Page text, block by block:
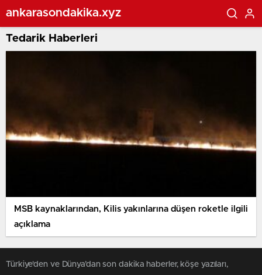
ankarasondakika.xyz
Tedarik Haberleri
MSB kaynaklarından, Kilis yakınlarına düşen roketle ilgili
açıklama
Türkiye'den ve Dünya’dan son dakika haberler, köşe yazıları,